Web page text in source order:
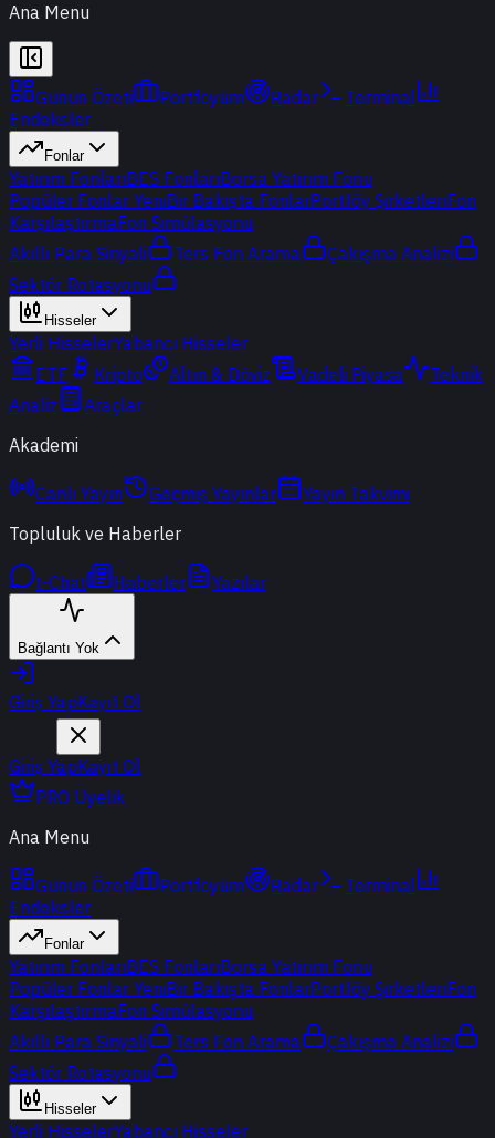
Ana Menu
Günün Özeti Portföyüm Radar
Terminal
Endeksler
Fonlar
Yatırım FonlarıBES FonlarıBorsa Yatırım Fonu
Popüler Fonlar YeniBir Bakışta FonlarPortföy ŞirketleriFon
KarşılaştırmaFon Simülasyonu
Akıllı Para Sinyali
Ters Fon Arama
Çakışma Analizi
Sektör Rotasyonu
Hisseler
Yerli HisselerYabancı Hisseler
ETF
Kripto Altın & Döviz Vadeli Piyasa
Teknik
Analiz
Araçlar
Akademi
Canlı Yayın Geçmiş Yayınlar
Yayın Takvimi
Topluluk ve Haberler
t-Chat Haberler Yazılar
Bağlantı Yok
Giriş YapKayıt Ol
Giriş YapKayıt Ol
PRO Üyelik
Ana Menu
Günün Özeti Portföyüm Radar
Terminal
Endeksler
Fonlar
Yatırım FonlarıBES FonlarıBorsa Yatırım Fonu
Popüler Fonlar YeniBir Bakışta FonlarPortföy ŞirketleriFon
KarşılaştırmaFon Simülasyonu
Akıllı Para Sinyali
Ters Fon Arama
Çakışma Analizi
Sektör Rotasyonu
Hisseler
Yerli HisselerYabancı Hisseler